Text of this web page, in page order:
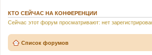
КТО СЕЙЧАС НА КОНФЕРЕНЦИИ
Сейчас этот форум просматривают: нет
Список форумов